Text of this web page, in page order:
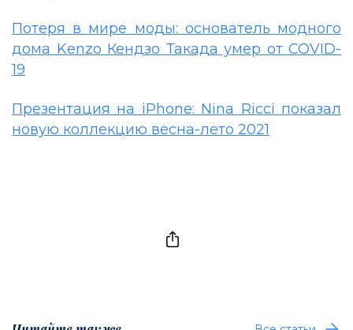
Потеря в мире моды: основатель модного
дома Kenzo Кендзо Такада умер от COVID-
19
Презентация на iPhone: Nina Ricci показал
новую коллекцию весна-лето 2021